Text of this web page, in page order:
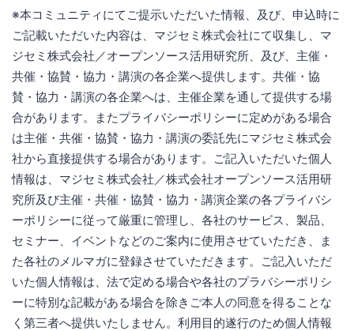
※本コミュニティにてご提示いただいた情報、及び、申込時に
ご記載いただいた内容は、マジセミ株式会社にて収集し、マ
ジセミ株式会社／オープンソース活用研究所、及び、主催・
共催・協賛・協力・講演の各企業へ提供します。共催・協
賛・協力・講演の各企業へは、主催企業を通して提供する場
合があります。またプライバシーポリシーに定めがある場合
は主催・共催・協賛・協力・講演の委託先にマジセミ株式会
社から直接提供する場合があります。ご記入いただいた個人
情報は、マジセミ株式会社／株式会社オープンソース活用研
究所及び主催・共催・協賛・協力・講演企業の各プライバシ
ーポリシーに従って厳重に管理し、各社のサービス、製品、
セミナー、イベントなどのご案内に使用させていただき、ま
た各社のメルマガに登録させていただきます。ご記入いただ
いた個人情報は、法で定める場合や各社のプラバシーポリシ
ーに特別な記載がある場合を除きご本人の同意を得ることな
く第三者へ提供いたしません。利用目的遂行のため個人情報